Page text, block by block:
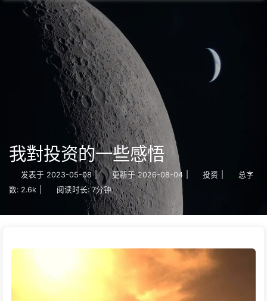
我對投资的一些感悟
发表于 2023-05-08 | 更新于 2026-08-04 投资
总字
数: 2.6k 阅读时长: 7分钟